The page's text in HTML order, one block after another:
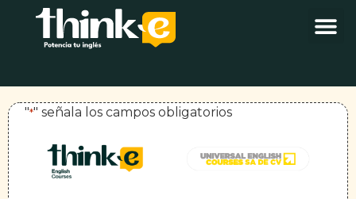
"*" señala los campos obligatorios